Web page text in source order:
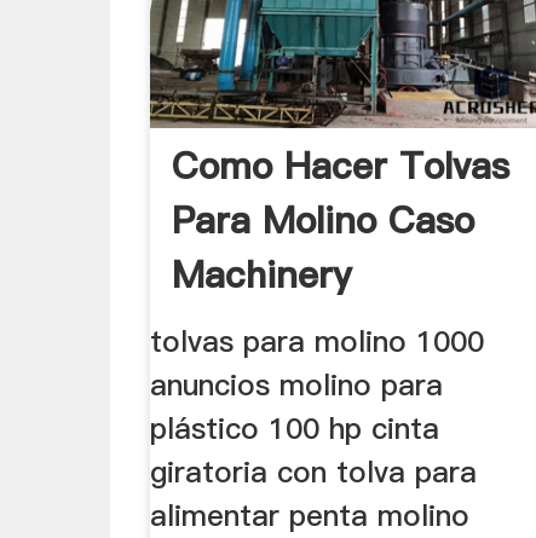
Como Hacer Tolvas
Para Molino Caso
Machinery
tolvas para molino 1000
anuncios molino para
plástico 100 hp cinta
giratoria con tolva para
alimentar penta molino